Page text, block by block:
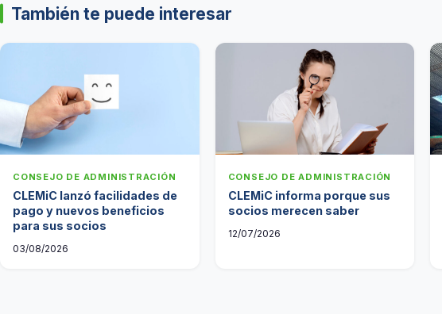
También te puede interesar
CONSEJO DE ADMINISTRACIÓN
CLEMiC lanzó facilidades de
pago y nuevos beneficios
para sus socios
03/08/2026
CONSEJO DE ADMINISTRACIÓN
CLEMiC informa porque sus
socios merecen saber
12/07/2026